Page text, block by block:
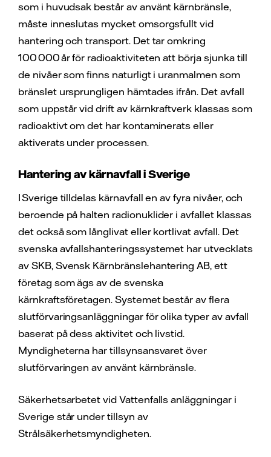
som i huvudsak består av använt kärnbränsle,
måste inneslutas mycket omsorgsfullt vid
hantering och transport. Det tar omkring
100 000 år för radioaktiviteten att börja sjunka till
de nivåer som finns naturligt i uranmalmen som
bränslet ursprungligen hämtades ifrån. Det avfall
som uppstår vid drift av kärnkraftverk klassas som
radioaktivt om det har kontaminerats eller
aktiverats under processen.
Hantering av kärnavfall i Sverige
I Sverige tilldelas kärnavfall en av fyra nivåer, och
beroende på halten radionuklider i avfallet klassas
det också som långlivat eller kortlivat avfall. Det
svenska avfallshanteringssystemet har utvecklats
av SKB, Svensk Kärnbränslehantering AB, ett
företag som ägs av de svenska
kärnkraftsföretagen. Systemet består av flera
slutförvaringsanläggningar för olika typer av avfall
baserat på dess aktivitet och livstid.
Myndigheterna har tillsynsansvaret över
slutförvaringen av använt kärnbränsle.
Säkerhetsarbetet vid Vattenfalls anläggningar i
Sverige står under tillsyn av
Strålsäkerhetsmyndigheten.